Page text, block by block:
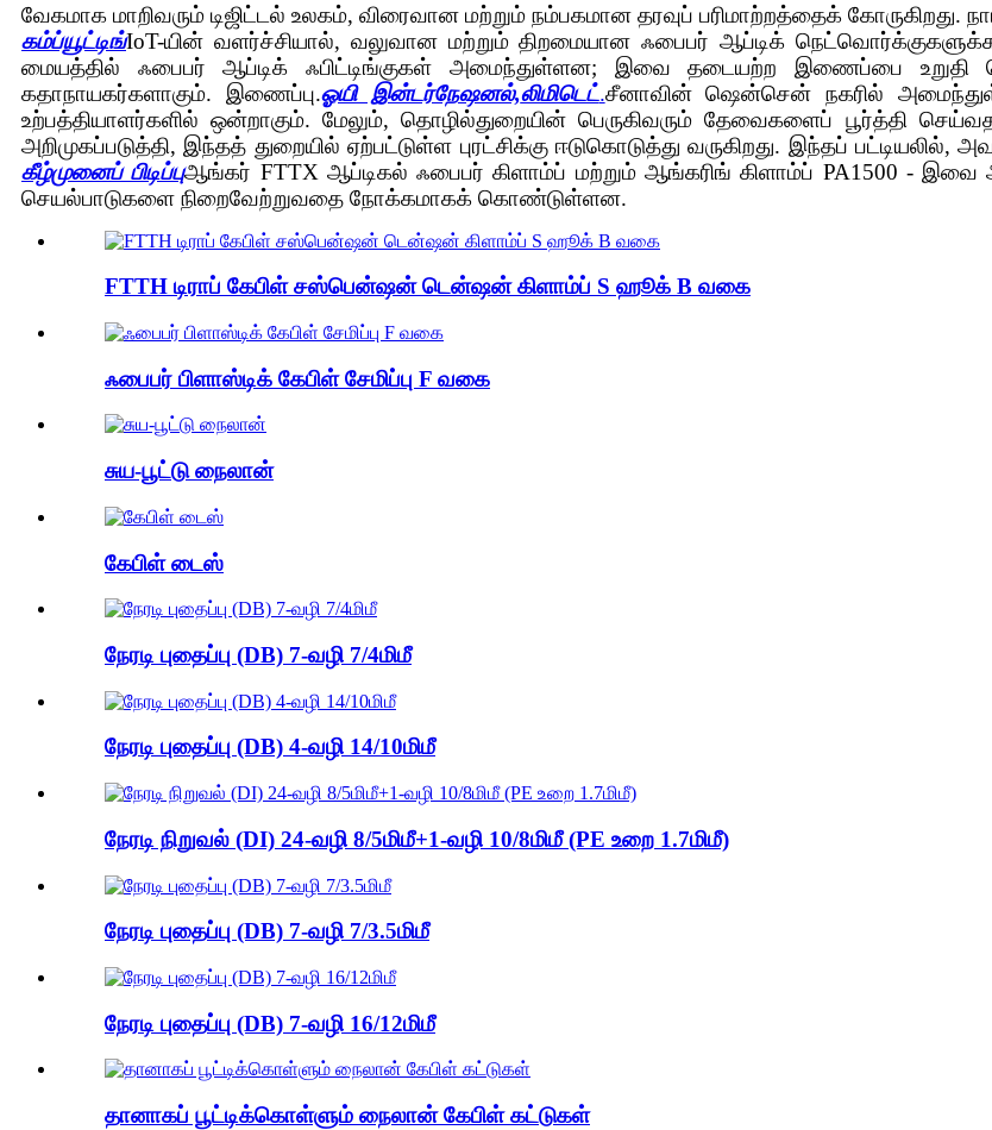
வேகமாக மாறிவரும் டிஜிட்டல் உலகம், விரைவான மற்றும் நம்பகமான தரவுப் பரிமாற்றத்தைக்
கம்ப்யூட்டிங்IoT-யின் வளர்ச்சியால், வலுவான மற்றும் திறமையான ஃபைபர் ஆப்டிக்
மையத்தில் ஃபைபர் ஆப்டிக் ஃபிட்டிங்குகள் அமைந்துள்ளன; இவை தடையற்ற இணைப்பை உறுதி
கதாநாயகர்களாகும்.
இணைப்பு.ஓயி இன்டர்நேஷனல்,லிமிடெட்.சீனாவின் ஷென்சென் நகரில்
உற்பத்தியாளர்களில் ஒன்றாகும். மேலும், தொழில்துறையின் பெருகிவரும் தேவைகளைப் பூர்த்தி
அறிமுகப்படுத்தி, இந்தத் துறையில் ஏற்பட்டுள்ள புரட்சிக்கு ஈடுகொடுத்து வருகிறது. இந்தப் பட்டியலில்,
கீழ்முனைப் பிடிப்புஆங்கர் FTTX ஆப்டிகல் ஃபைபர் கிளாம்ப் மற்றும் ஆங்கரிங் கிளாம்ப் PA1500 -
செயல்பாடுகளை நிறைவேற்றுவதை நோக்கமாகக் கொண்டுள்ளன.
FTTH டிராப் கேபிள் சஸ்பென்ஷன் டென்ஷன் கிளாம்ப் S ஹூக் B வகை
ஃபைபர் பிளாஸ்டிக் கேபிள் சேமிப்பு F வகை
சுய-பூட்டு நைலான்
கேபிள் டைஸ்
நேரடி புதைப்பு (DB) 7-வழி 7/4மிமீ
நேரடி புதைப்பு (DB) 4-வழி 14/10மிமீ
நேரடி நிறுவல் (DI) 24-வழி 8/5மிமீ+1-வழி 10/8மிமீ (PE உறை 1.7மிமீ)
நேரடி புதைப்பு (DB) 7-வழி 7/3.5மிமீ
நேரடி புதைப்பு (DB) 7-வழி 16/12மிமீ
தானாகப் பூட்டிக்கொள்ளும் நைலான் கேபிள் கட்டுகள்